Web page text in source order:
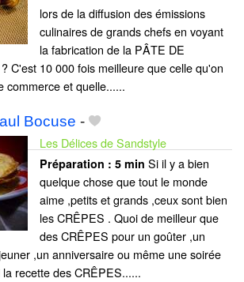
lors de la diffusion des émissions
culinaires de grands chefs en voyant
la fabrication de la PÂTE DE
C'est 10 000 fois meilleure que celle qu'on
commerce et quelle......
Bocuse -
Les Délices de Sandstyle
Préparation : 5 min Si il y a bien
quelque chose que tout le monde
aime ,petits et grands ,ceux sont bien
les CRÊPES . Quoi de meilleur que
des CRÊPES pour un goûter ,un
,un anniversaire ou même une soirée
recette des CRÊPES......